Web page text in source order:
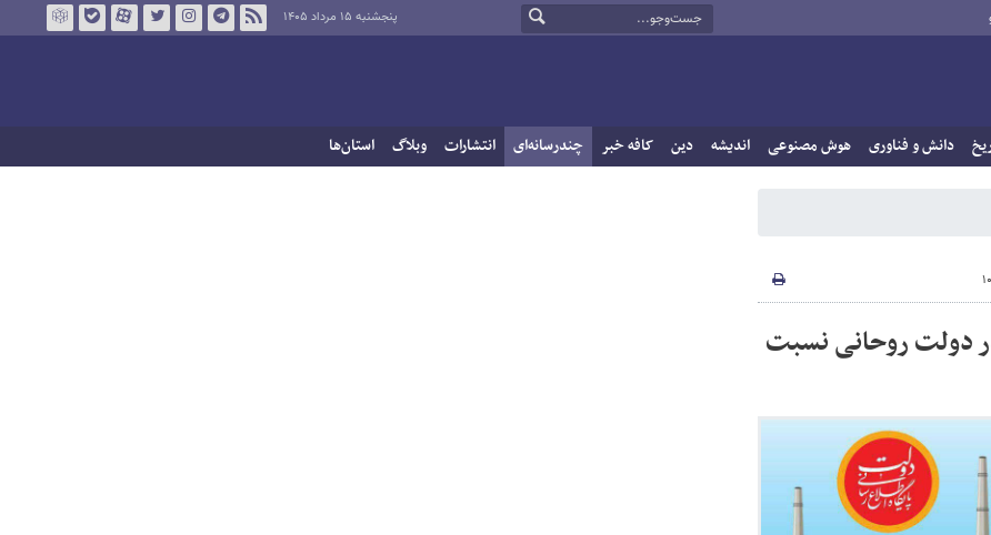
پنجشنبه ۱۵ مرداد ۱۴۰۵
دانش و فناوری هوش مصنوعی اندیشه دین کافه خبر چندرسانه‌ای انتشارات وبلاگ استان‌ها
ایجاد شغل در دولت روحانی نسبت